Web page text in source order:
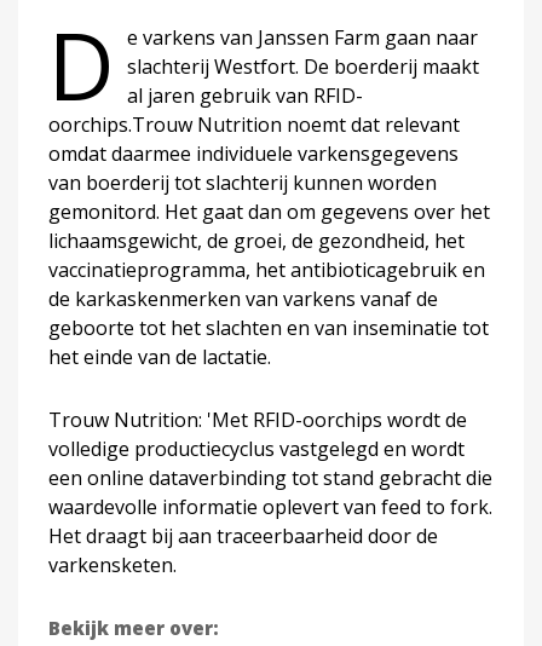
D
e varkens van Janssen Farm gaan naar
slachterij Westfort. De boerderij maakt
al jaren gebruik van RFID-
oorchips.Trouw Nutrition noemt dat relevant
omdat daarmee individuele varkensgegevens
van boerderij tot slachterij kunnen worden
gemonitord. Het gaat dan om gegevens over het
lichaamsgewicht, de groei, de gezondheid, het
vaccinatieprogramma, het antibioticagebruik en
de karkaskenmerken van varkens vanaf de
geboorte tot het slachten en van inseminatie tot
het einde van de lactatie.
Trouw Nutrition: 'Met RFID-oorchips wordt de
volledige productiecyclus vastgelegd en wordt
een online dataverbinding tot stand gebracht die
waardevolle informatie oplevert van feed to fork.
Het draagt bij aan traceerbaarheid door de
varkensketen.
Bekijk meer over: